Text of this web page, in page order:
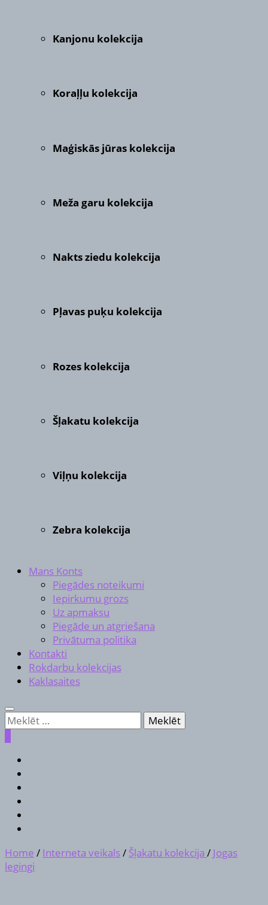
Kanjonu kolekcija
Koraļļu kolekcija
Maģiskās jūras kolekcija
Meža garu kolekcija
Nakts ziedu kolekcija
Pļavas puķu kolekcija
Rozes kolekcija
Šļakatu kolekcija
Viļņu kolekcija
Zebra kolekcija
Mans Konts
Piegādes noteikumi
Iepirkumu grozs
Uz apmaksu
Piegāde un atgriešana
Privātuma politika
Kontakti
Rokdarbu kolekcijas
Kaklasaites
Meklēt:
Home / Interneta veikals/ Šļakatu kolekcija / Jogas
legingi